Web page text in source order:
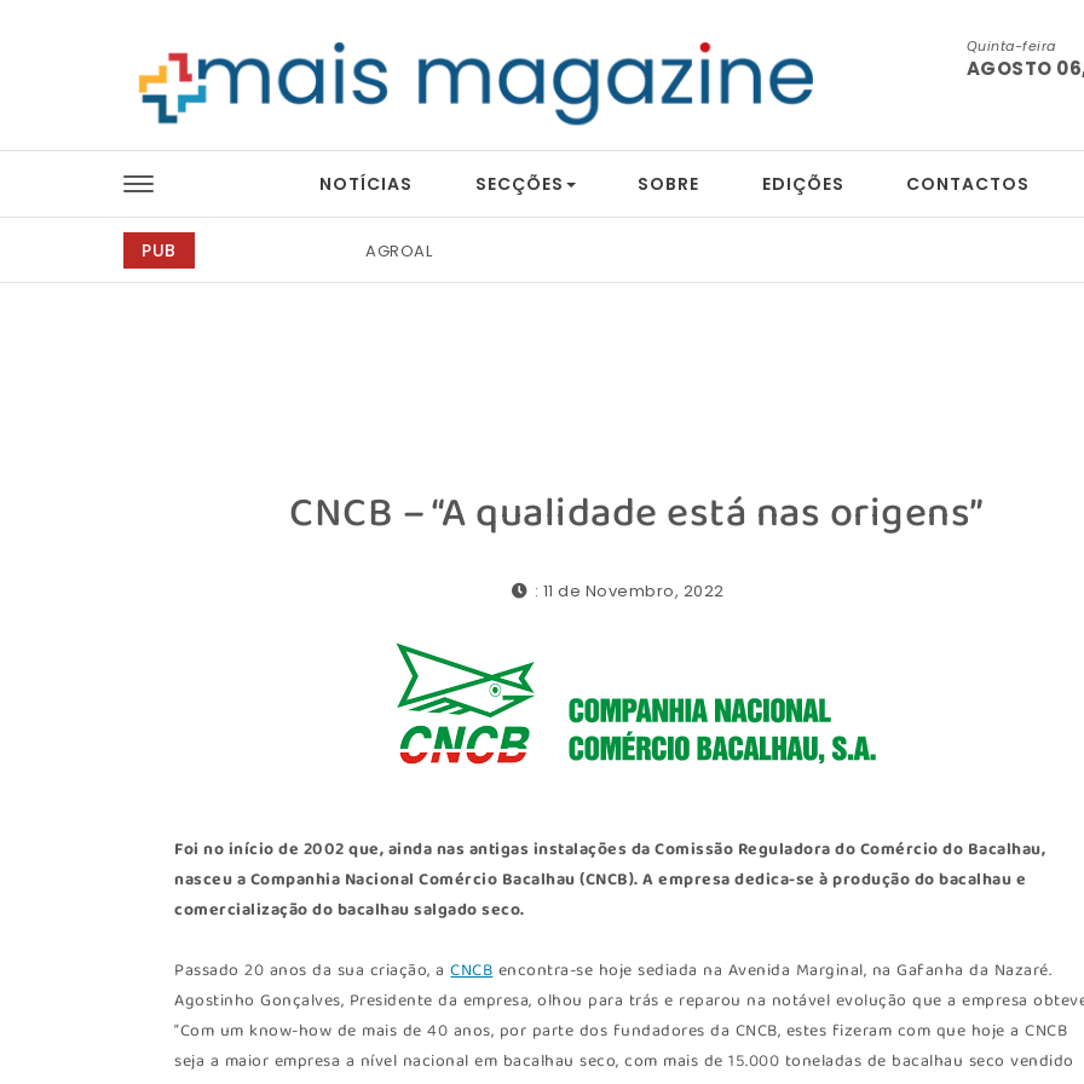
Quinta-feira
AGOSTO
NOTÍCIAS SECÇÕES SOBRE EDIÇÕES CONTACTOS
PUB AGROAL
Tintas 2000
CNCB – “A qualidade está nas origens”
: 11 de Novembro, 2022
Foi no início de 2002 que, ainda nas antigas instalações da Comissão Reguladora do Comércio do Bacalhau,
nasceu a Companhia Nacional Comércio Bacalhau (CNCB). A empresa dedica-se à produção do bacalhau e
comercialização do bacalhau salgado seco.
Passado 20 anos da sua criação, aCNCBencontra-se hoje sediada na Avenida Marginal, na Gafanha da Nazaré.
Agostinho Gonçalves, Presidente da empresa, olhou para trás e reparou na notável evolução que a empresa
“Com um know-how de mais de 40 anos, por parte dos fundadores da CNCB, estes fizeram com que hoje a CNCB
seja a maior empresa a nível nacional em bacalhau seco, com mais de 15.000 toneladas de bacalhau seco vendido